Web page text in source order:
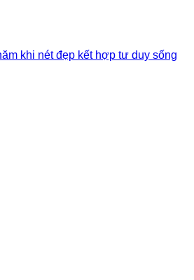
khi nét đẹp kết hợp tư duy sống